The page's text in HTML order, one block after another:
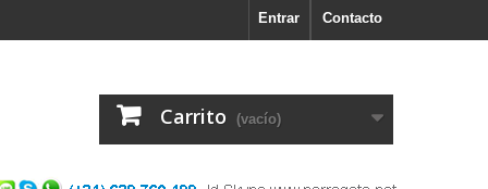
Contacto
Entrar
Carrito (vacío)